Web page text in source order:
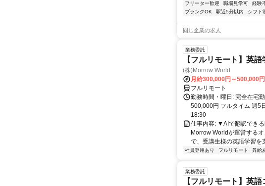
フリーター歓迎 職場見学可 経験
ブランクOK
駅近5分以内 シフト
同じ企業の求人
業務委託
【フルリモート】英
(株)Morrow World
月給300,000円～500,000円
フルリモート
勤務時間・曜日: 完全在宅
500,000円 フルタイム 週5
18:30
仕事内容: ▼AIで翻訳でき
Morrow Worldが運営する
で、受講生様の英語学習を
社員登用あり フルリモート 昇給
業務委託
【フルリモート】英